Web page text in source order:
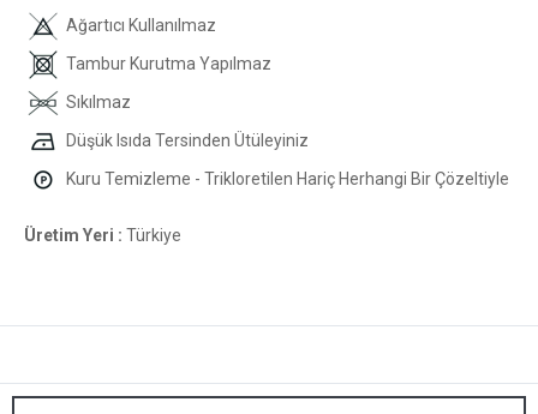
Ağartıcı Kullanılmaz
Tambur Kurutma Yapılmaz
Sıkılmaz
Düşük Isıda Tersinden Ütüleyiniz
Kuru Temizleme - Trikloretilen Hariç Herhangi Bir Çözeltiyle
Üretim Yeri : Türkiye